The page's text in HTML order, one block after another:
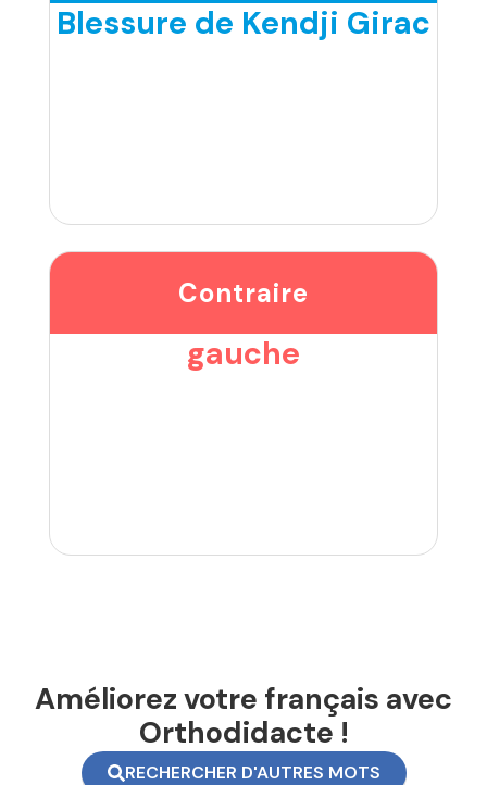
Blessure de Kendji Girac
Contraire
gauche
Améliorez votre français avec
Orthodidacte !
RECHERCHER D'AUTRES MOTS